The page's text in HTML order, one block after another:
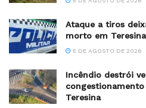
Ataque a tiros
morto em Teresina
5 DE AGOSTO DE 2026
Incêndio destrói
Teresina